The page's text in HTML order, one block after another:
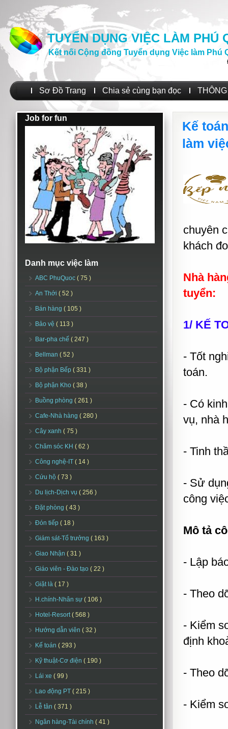
TUYỂN DỤNG VIỆC LÀM PHÚ
Kết nối Cộng đồng Tuyển dụng Việc làm Phú
Sơ Đồ Trang Chia sẻ cùng bạn đọc
Job for fun
Danh mục việc làm
ABC PhuQuoc ( 75 )
An Thới ( 52 )
Bán hàng ( 105 )
Bảo vệ ( 113 )
Bar-pha chế ( 247 )
Bellman ( 52 )
Bộ phận Bếp ( 331 )
Bộ phận Kho ( 38 )
Buồng phòng ( 261 )
Cafe-Nhà hàng ( 280 )
Cây xanh ( 75 )
Chăm sóc KH ( 62 )
Công nghệ-IT ( 14 )
Cứu hộ ( 73 )
Du lịch-Dịch vụ ( 256 )
Đặt phòng ( 43 )
Đón tiếp ( 18 )
Giám sát-Tổ trưởng ( 163 )
Giao Nhận ( 31 )
Giáo viên - Đào tạo ( 22 )
Giặt là ( 17 )
H.chính-Nhân sự ( 106 )
Hotel-Resort( 568 )
Hướng dẫn viên ( 32 )
Kế toán ( 293 )
Kỹ thuật-Cơ điện ( 190 )
Lái xe ( 99 )
Lao động PT ( 215 )
Lễ tân ( 371 )
Ngân hàng-Tài chính ( 41 )
Kế
làm
chuyên
khách
Nhà
tuyển:
1/ KẾ
- Tốt
toán.
- Có
vụ, nhà
- Tinh
- Sử
công
Mô tả
- Lập
- Theo
- Kiểm
định
- Theo
- Kiểm